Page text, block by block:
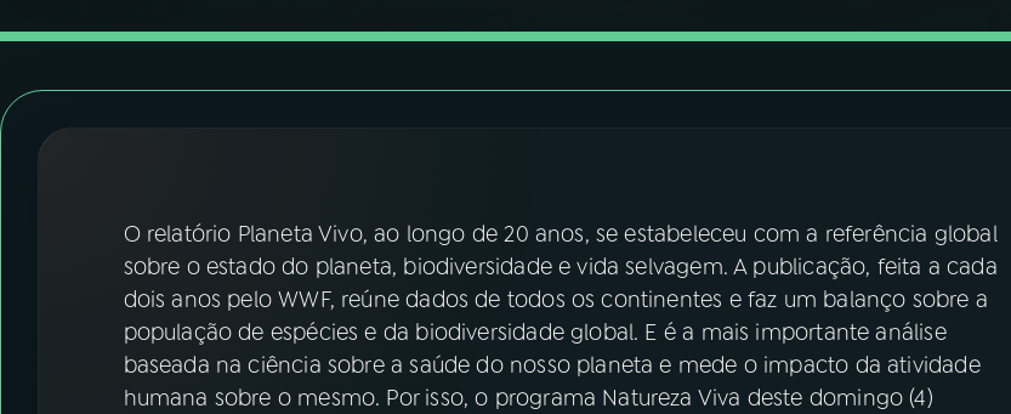
ACOMPANHE A RÁDIO NACIONAL
YouTube Facebook
Instagram X
O relatório Planeta Vivo, ao longo de 20 anos, se estabeleceu com a referência global
sobre o estado do planeta, biodiversidade e vida selvagem. A publicação, feita a cada
dois anos pelo WWF, reúne dados de todos os continentes e faz um balanço sobre a
população de espécies e da biodiversidade global. E é a mais importante análise
baseada na ciência sobre a saúde do nosso planeta e mede o impacto da atividade
humana sobre o mesmo. Por isso, o programa Natureza Viva deste domingo (4)